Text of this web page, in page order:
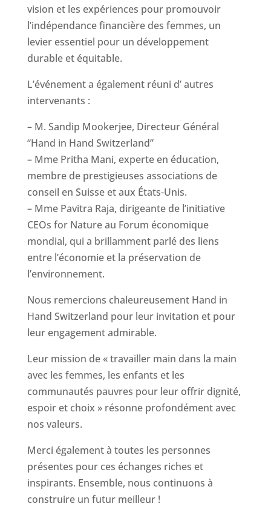
vision et les expériences pour promouvoir
l’indépendance financière des femmes, un
levier essentiel pour un développement
durable et équitable.
L’événement a également réuni d’ autres
intervenants :
– M. Sandip Mookerjee, Directeur Général
“Hand in Hand Switzerland”
– Mme Pritha Mani, experte en éducation,
membre de prestigieuses associations de
conseil en Suisse et aux États-Unis.
– Mme Pavitra Raja, dirigeante de l’initiative
CEOs for Nature au Forum économique
mondial, qui a brillamment parlé des liens
entre l’économie et la préservation de
l’environnement.
Nous remercions chaleureusement Hand in
Hand Switzerland pour leur invitation et pour
leur engagement admirable.
Leur mission de « travailler main dans la main
avec les femmes, les enfants et les
communautés pauvres pour leur offrir dignité,
espoir et choix » résonne profondément avec
nos valeurs.
Merci également à toutes les personnes
présentes pour ces échanges riches et
inspirants. Ensemble, nous continuons à
construire un futur meilleur !